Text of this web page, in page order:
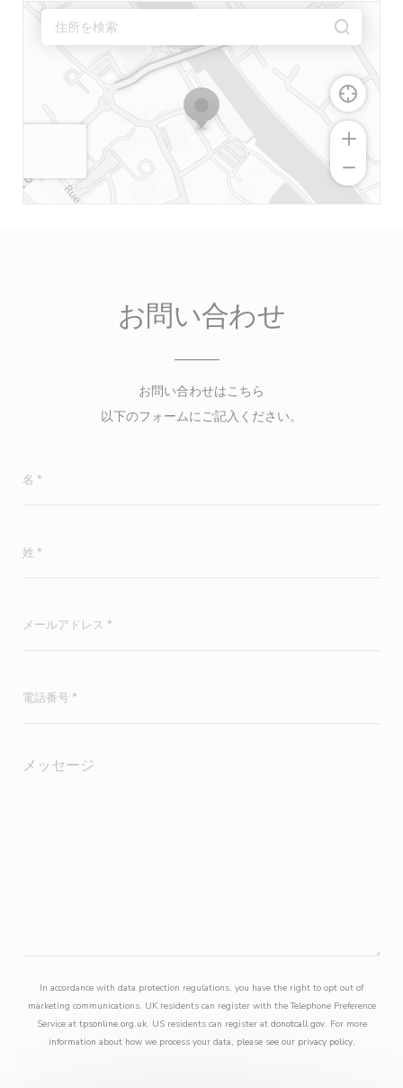
お問い合わせ
お問い合わせはこちら
以下のフォームにご記入ください。
In accordance with data protection regulations, you have the right to opt out of
marketing communications. UK residents can register with the Telephone Preference
Service at tpsonline.org.uk. US residents can register at donotcall.gov. For more
information about how we process your data, please see our privacy policy.